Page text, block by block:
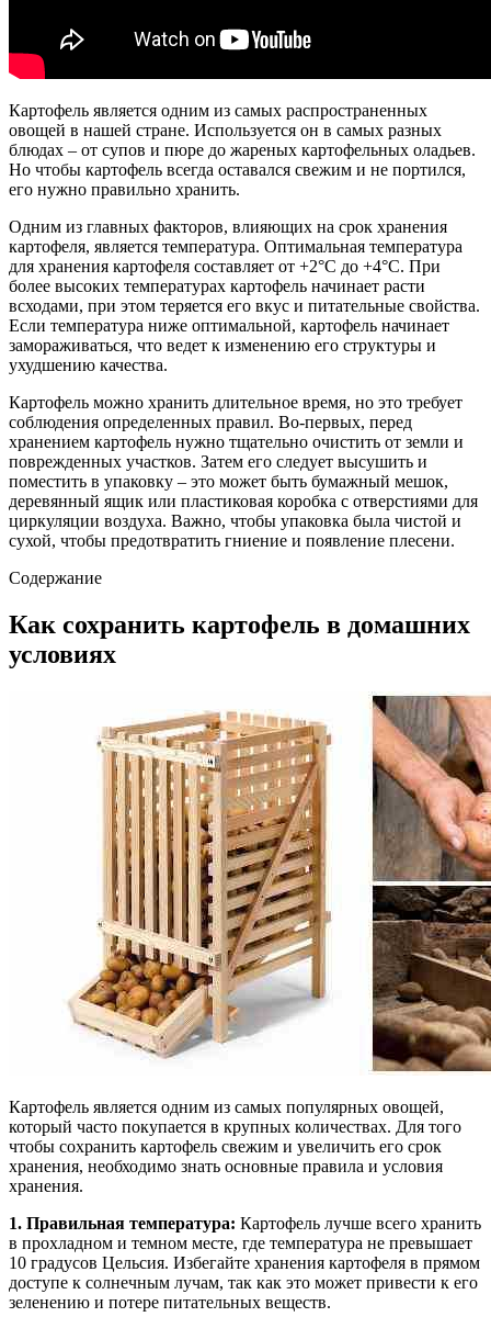
Картофель является одним из самых распространенных
овощей в нашей стране. Используется он в самых разных
блюдах – от супов и пюре до жареных картофельных оладьев.
Но чтобы картофель всегда оставался свежим и не портился,
его нужно правильно хранить.
Одним из главных факторов, влияющих на срок хранения
картофеля, является температура. Оптимальная температура
для хранения картофеля составляет от +2°С до +4°С. При
более высоких температурах картофель начинает расти
всходами, при этом теряется его вкус и питательные свойства.
Если температура ниже оптимальной, картофель начинает
замораживаться, что ведет к изменению его структуры и
ухудшению качества.
Картофель можно хранить длительное время, но это требует
соблюдения определенных правил. Во-первых, перед
хранением картофель нужно тщательно очистить от земли и
поврежденных участков. Затем его следует высушить и
поместить в упаковку – это может быть бумажный мешок,
деревянный ящик или пластиковая коробка с отверстиями для
циркуляции воздуха. Важно, чтобы упаковка была чистой и
сухой, чтобы предотвратить гниение и появление плесени.
Содержание
Как сохранить картофель в домашних
условиях
Картофель является одним из самых популярных овощей,
который часто покупается в крупных количествах. Для того
чтобы сохранить картофель свежим и увеличить его срок
хранения, необходимо знать основные правила и условия
хранения.
1. Правильная температура: Картофель лучше всего хранить
в прохладном и темном месте, где температура не превышает
10 градусов Цельсия. Избегайте хранения картофеля в прямом
доступе к солнечным лучам, так как это может привести к его
зеленению и потере питательных веществ.